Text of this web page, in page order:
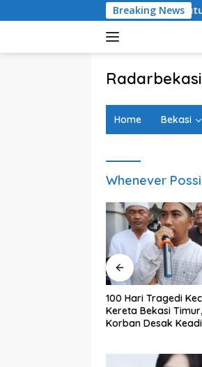
ke
Breaking News
Penutupan Open
Bekasi
Home Bekasi
Whenever
100 Hari Tragedi
Kereta Bekasi
Korban Desak